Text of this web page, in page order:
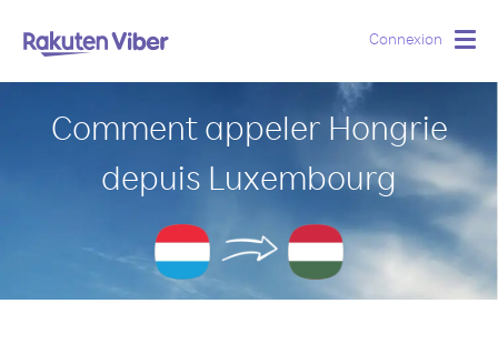
Connexion
Comment appeler Hongrie
depuis Luxembourg